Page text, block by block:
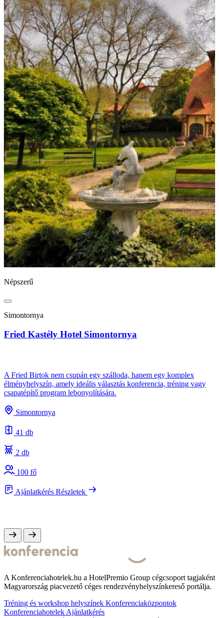
Népszerű
Simontornya
Fried Kastély Hotel Simontornya
A Fried Birtok nem csupán egy szálloda, hanem egy komplex
élményhelyszín, amely ideális választás konferencia, tréning vagy
csapatépítő program lebonyolítására.
Simontornya
41 db
2 db
100 fő
Ajánlatkérés Részletek
A Konferenciahotelek.hu a HotelPremio Group cégcsoport tagjaként
Magyarország piacvezető céges rendezvényhelyszínkereső portálja.
Tréning és workshop helyszínek Konferenciaközpontok
Konferenciahotelek Ajánlatkérés